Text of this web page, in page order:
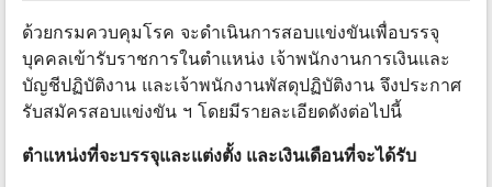
ด้วยกรมควบคุมโรค จะดำเนินการสอบแข่งขันเพื่อบรรจุ
บุคคลเข้ารับราชการในตำแหน่ง เจ้าพนักงานการเงินและ
บัญชีปฏิบัติงาน และเจ้าพนักงานพัสดุปฏิบัติงาน จึงประกาศ
รับสมัครสอบแข่งขัน ฯ โดยมีรายละเอียดดังต่อไปนี้
ตำแหน่งที่จะบรรจุและแต่งตั้ง และเงินเดือนที่จะได้รับ